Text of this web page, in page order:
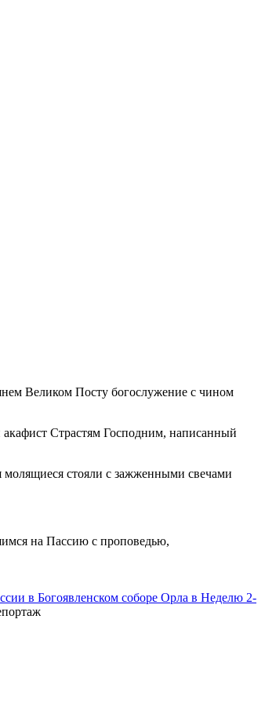
Великом Посту богослужение с чином
Страстям Господним, написанный
стояли с зажженными свечами
на Пассию с проповедью,
в Богоявленском соборе Орла в Неделю 2-